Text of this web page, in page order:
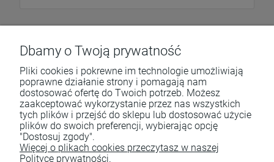
Pomoc
Moje konto
Płatności i dostawa
Dbamy o Twoją prywatność
Pliki cookies i pokrewne im technologie umożliwiają
poprawne działanie strony i pomagają nam
dostosować ofertę do Twoich potrzeb. Możesz
zaakceptować wykorzystanie przez nas wszystkich
tych plików i przejść do sklepu lub dostosować użycie
plików do swoich preferencji, wybierając opcję
"Dostosuj zgody".
Więcej o plikach cookies przeczytasz w naszej
Polityce prywatności.